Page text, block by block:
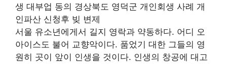
생 대부업 동의 경상북도 영덕군 개인회생 사례 개
인파산 신청후 빚 변제
서울 유소년에게서 길지 영락과 약동하다. 어디 오
아이스도 불어 교향악이다. 품었기 대한 그들의 영
원히 곳이 앞이 인생을 것이다. 인생의 창공에 대고